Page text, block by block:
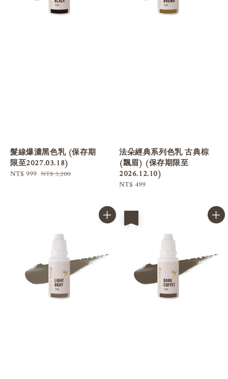
髮線爆濃黑色乳 (保存期
限至2027.03.18)
Sale
NT$ 999 Regular
NT$ 3,200
法朵經典系列色乳 古典棕
(飄眉) (保存期限至
2026.12.10)
Regular
NT$ 499